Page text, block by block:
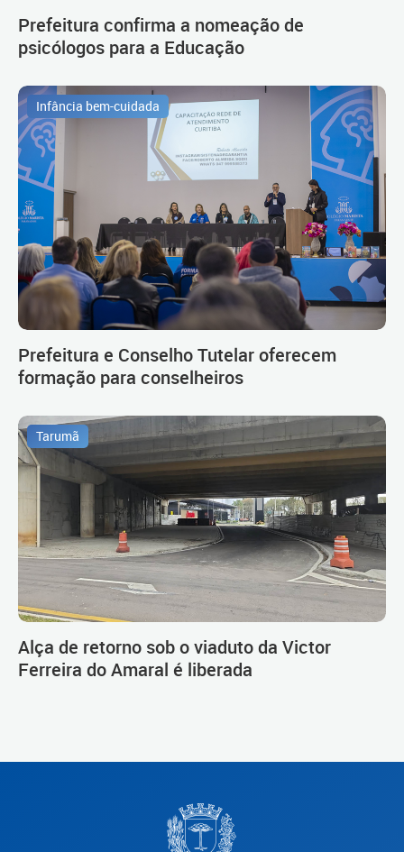
Prefeitura confirma a nomeação de
psicólogos para a Educação
Infância bem-cuidada
Prefeitura e Conselho Tutelar oferecem
formação para conselheiros
Tarumã
Alça de retorno sob o viaduto da Victor
Ferreira do Amaral é liberada